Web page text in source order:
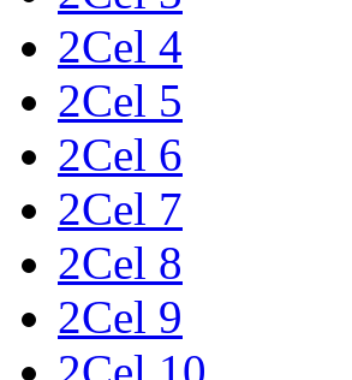
2Cel 4
2Cel 5
2Cel 6
2Cel 7
2Cel 8
2Cel 9